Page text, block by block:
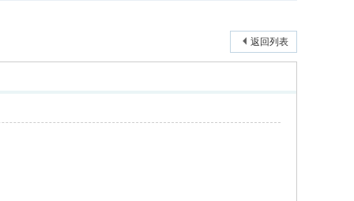
返回列表